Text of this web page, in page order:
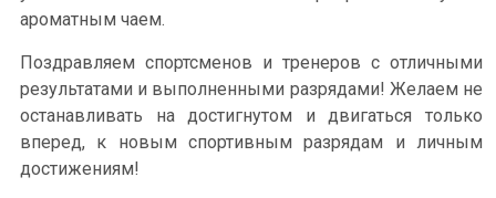
ароматным чаем.
Поздравляем спортсменов и тренеров с отличными
результатами и выполненными разрядами! Желаем не
останавливать на достигнутом и двигаться только
вперед, к новым спортивным разрядам и личным
достижениям!